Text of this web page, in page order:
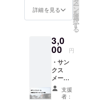
勢60名でま
すます活動
ている。
詳細を見る ー
ン
を
選
択
す
る
3,0
00 円
・サン
クス
メール
・限定
オリジ
支援
者：